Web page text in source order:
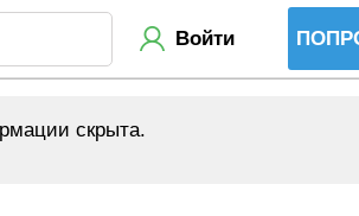
Войти
скрыта.